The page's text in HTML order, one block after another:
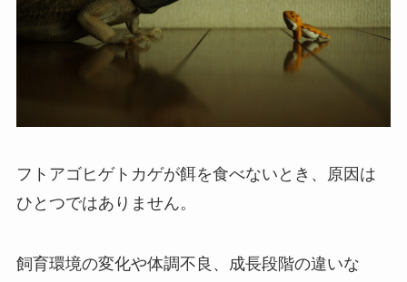
フトアゴヒゲトカゲが餌を食べないとき、原因は
ひとつではありません。
飼育環境の変化や体調不良、成長段階の違いな